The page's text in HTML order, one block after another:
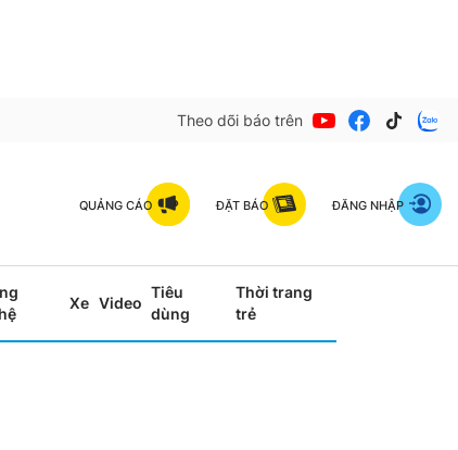
Theo dõi báo trên
QUẢNG CÁO ĐẶT BÁO ĐĂNG NHẬP
Xe Video
Tiêu
dùng
Thời trang
trẻ